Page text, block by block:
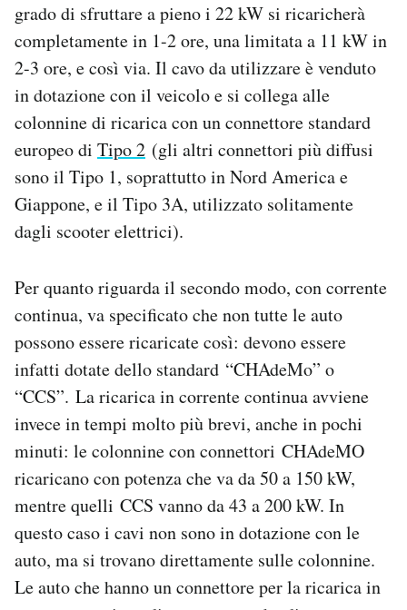
grado di sfruttare a pieno i 22 kW si ricaricherà
completamente in 1-2 ore, una limitata a 11 kW in
2-3 ore, e così via. Il cavo da utilizzare è venduto
in dotazione con il veicolo e si collega alle
colonnine di ricarica con un connettore standard
europeo di Tipo 2 (gli altri connettori più diffusi
sono il Tipo 1, soprattutto in Nord America e
Giappone, e il Tipo 3A, utilizzato solitamente
dagli scooter elettrici).
Per quanto riguarda il secondo modo, con corrente
continua, va specificato che non tutte le auto
possono essere ricaricate così: devono essere
infatti dotate dello standard “CHAdeMo” o
“CCS”. La ricarica in corrente continua avviene
invece in tempi molto più brevi, anche in pochi
minuti: le colonnine con connettori CHAdeMO
ricaricano con potenza che va da 50 a 150 kW,
mentre quelli CCS vanno da 43 a 200 kW. In
questo caso i cavi non sono in dotazione con le
auto, ma si trovano direttamente sulle colonnine.
Le auto che hanno un connettore per la ricarica in